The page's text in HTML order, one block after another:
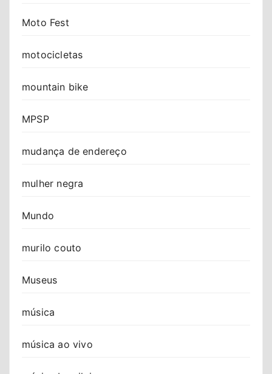
Moto Fest
motocicletas
mountain bike
MPSP
mudança de endereço
mulher negra
Mundo
murilo couto
Museus
música
música ao vivo